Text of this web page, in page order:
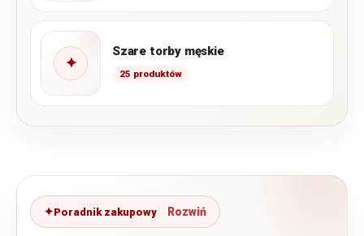
✦
Szare torby męskie
25 produktów
Poradnik zakupowy